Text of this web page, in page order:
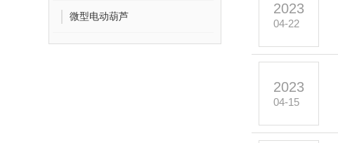
微型电动葫芦 2023
04-22
2023
04-15